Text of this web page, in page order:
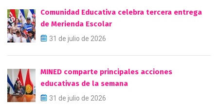
Comunidad Educativa celebra tercera entrega
de Merienda Escolar
31 de julio de 2026
MINED comparte principales acciones
educativas de la semana
31 de julio de 2026